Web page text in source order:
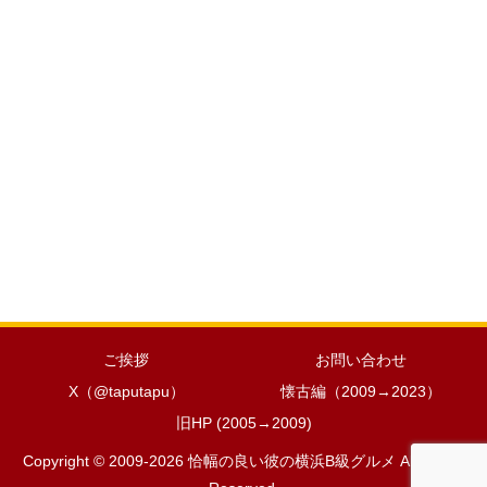
ご挨拶
お問い合わせ
X（@taputapu）
懐古編（2009→2023）
旧HP (2005→2009)
Copyright © 2009-2026 恰幅の良い彼の横浜B級グルメ All Rights